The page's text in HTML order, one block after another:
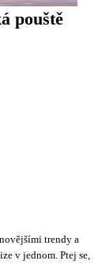
pouště
trendy a
v jednom. Ptej se,